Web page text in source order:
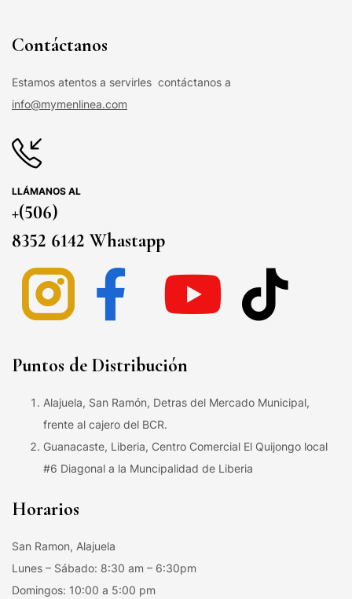
Contáctanos
Estamos atentos a servirles contáctanos a
info@mymenlinea.com
LLÁMANOS AL
+(506)
8352 6142 Whastapp
Puntos de Distribución
Alajuela, San Ramón, Detras del Mercado Municipal,
frente al cajero del BCR.
Guanacaste, Liberia, Centro Comercial El Quijongo local
#6 Diagonal a la Muncipalidad de Liberia
Horarios
San Ramon, Alajuela
Lunes – Sábado: 8:30 am – 6:30pm
Domingos: 10:00 a 5:00 pm